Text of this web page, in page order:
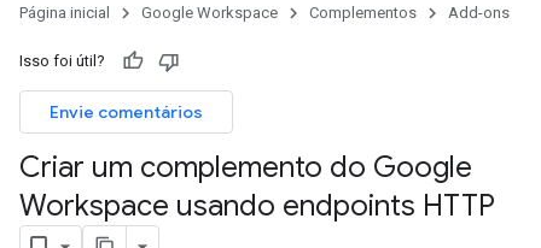
Página inicial Google Workspace Complementos Add-ons
Isso foi útil?
Envie comentários
Criar um complemento do Google
Workspace usando endpoints HTTP